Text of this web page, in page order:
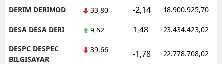
DERIM DERIMOD 33,80 -2,14 18.900.925,70
DESA DESA DERI 9,62 1,48 23.434.423,02
DESPC DESPEC
BILGISAYAR
39,66 -1,78 22.778.708,02